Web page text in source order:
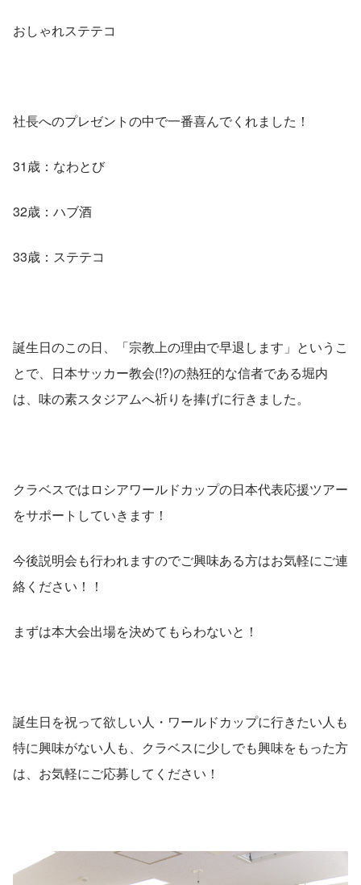
おしゃれステテコ
社長へのプレゼントの中で一番喜んでくれました！
31歳：なわとび
32歳：ハブ酒
33歳：ステテコ
誕生日のこの日、「宗教上の理由で早退します」というこ
とで、日本サッカー教会(!?)の熱狂的な信者である堀内
は、味の素スタジアムへ祈りを捧げに行きました。
クラベスではロシアワールドカップの日本代表応援ツアー
をサポートしていきます！
今後説明会も行われますのでご興味ある方はお気軽にご連
絡ください！！
まずは本大会出場を決めてもらわないと！
誕生日を祝って欲しい人・ワールドカップに行きたい人も
特に興味がない人も、クラベスに少しでも興味をもった方
は、お気軽にご応募してください！